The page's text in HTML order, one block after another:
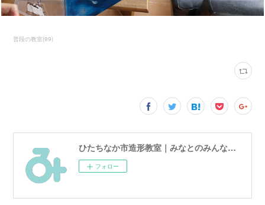
普段の教室(99)
ひたちなか市造形教室｜みなとのみんなのアトリエ
フォロー